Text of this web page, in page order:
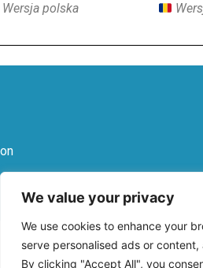
We value your privacy
We use cookies to enhance your
serve personalised ads or
By clicking "Accept All", you
Wersja polska